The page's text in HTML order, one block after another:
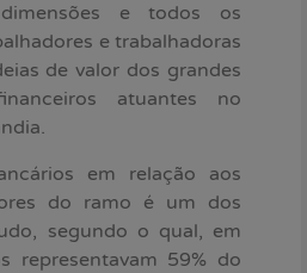
e todos os
e trabalhadoras
de valor dos grandes
atuantes no
em relação aos
do ramo é um dos
segundo o qual, em
representavam 59% do